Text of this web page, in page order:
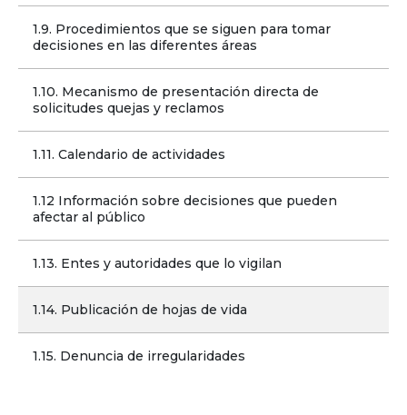
1.9. Procedimientos que se siguen para tomar
decisiones en las diferentes áreas
1.10. Mecanismo de presentación directa de
solicitudes quejas y reclamos
1.11. Calendario de actividades
1.12 Información sobre decisiones que pueden
afectar al público
1.13. Entes y autoridades que lo vigilan
1.14. Publicación de hojas de vida
1.15. Denuncia de irregularidades